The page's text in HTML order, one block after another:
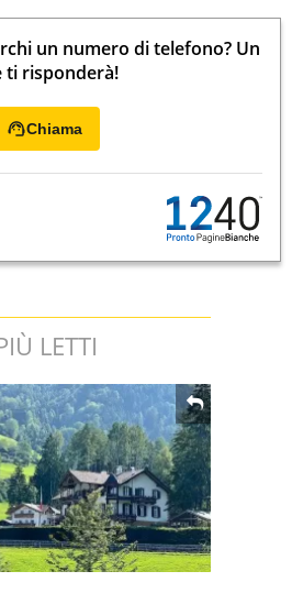
un numero di telefono? Un
ti risponderà!
Chiama
LETTI